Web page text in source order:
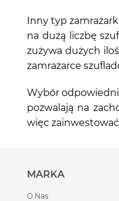
Inny typ
na dużą liczbę
zużywa dużych
zamrażarce
Wybór
pozwalają na
więc
MARKA
O Nas